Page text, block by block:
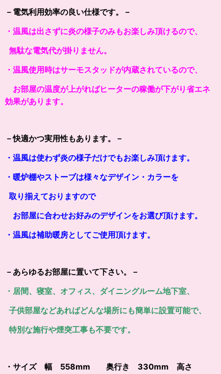
－電気利用効率の良い仕様です。－
・温風は出さずに炎の様子のみもお楽しみ頂けるので、
無駄な電気代が掛りません。
・温風使用時はサーモスタッドが内蔵されているので、
お部屋の温度が上がればヒーターの稼働が下がり省エネ
効果があります。
－快適かつ実用性もあります。－
・温風は使わず炎の様子だけでもお楽しみ頂けます。
・暖炉棚やストーブは様々なデザイン・カラーを
取り揃えておりますので
お部屋に合わせお好みのデザインをお選び頂けます。
・温風は補助暖房としてご使用頂けます。
－あらゆるお部屋に置いて下さい。－
・居間、寝室、オフィス、ダイニングルーム地下室、
子供部屋などあればどんな場所にも簡単に設置可能で、
特別な施行や煙突工事も不要です。
・サイズ 幅 558mm 奥行き 330mm 高さ